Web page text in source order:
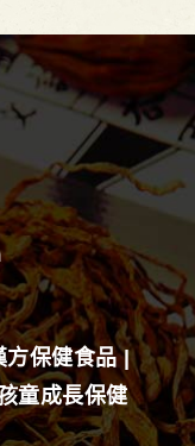
方保健食品 |
童成長保健